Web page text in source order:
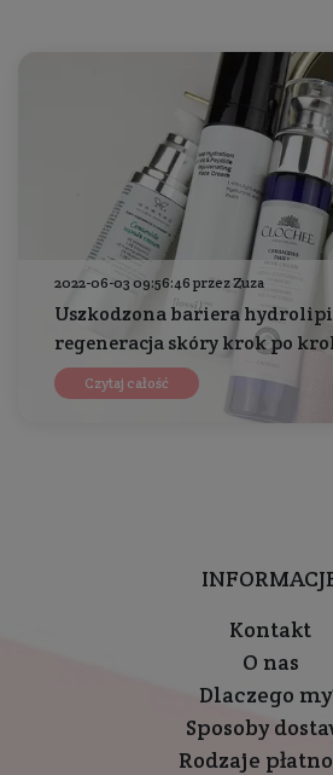
2022-06-03 09:56:46 przez Zuza
Uszkodzona bariera
regeneracja skóry krok po
Czytaj całość
Kontakt
O nas
Dlaczego
Sposoby
Rodzaje